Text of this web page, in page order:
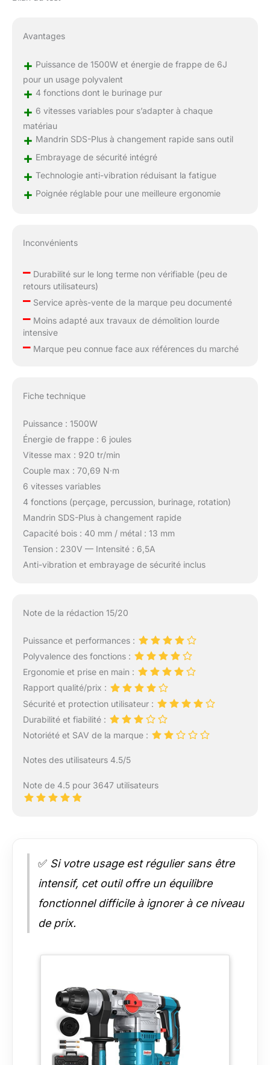
Avantages
+ Puissance de 1500W et énergie de frappe de 6J
pour un usage polyvalent
+ 4 fonctions dont le burinage pur
+ 6 vitesses variables pour s’adapter à chaque
matériau
+ Mandrin SDS-Plus à changement rapide sans outil
+ Embrayage de sécurité intégré
+ Technologie anti-vibration réduisant la fatigue
+ Poignée réglable pour une meilleure ergonomie
Inconvénients
–Durabilité sur le long terme non vérifiable (peu de
retours utilisateurs)
–Service après-vente de la marque peu documenté
–Moins adapté aux travaux de démolition lourde
intensive
–Marque peu connue face aux références du marché
Fiche technique
Puissance : 1500W
Énergie de frappe : 6 joules
Vitesse max : 920 tr/min
Couple max : 70,69 N·m
6 vitesses variables
4 fonctions (perçage, percussion, burinage, rotation)
Mandrin SDS-Plus à changement rapide
Capacité bois : 40 mm / métal : 13 mm
Tension : 230V — Intensité : 6,5A
Anti-vibration et embrayage de sécurité inclus
Note de la rédaction 15/20
Puissance et performances :
Polyvalence des fonctions :
Ergonomie et prise en main :
Rapport qualité/prix :
Sécurité et protection utilisateur :
Durabilité et fiabilité :
Notoriété et SAV de la marque :
Notes des utilisateurs 4.5/5
Note de 4.5 pour 3647 utilisateurs
✅ Si votre usage est régulier sans être
intensif, cet outil offre un équilibre
fonctionnel difficile à ignorer à ce niveau
de prix.